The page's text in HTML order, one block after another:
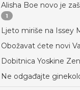
Alisha Boe novo je
1
Ljeto miriše na Issey
Obožavat ćete novi
Dobitnica Yoskine
Ne odgađajte